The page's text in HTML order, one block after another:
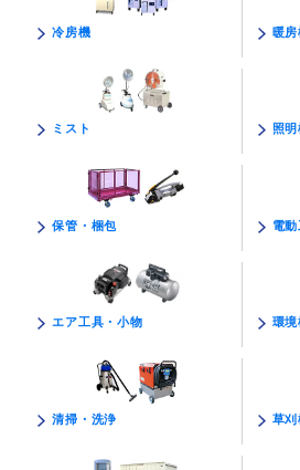
冷房機 暖房
ミスト 照
保管・梱包 電
エア工具・小物 環境
清掃・洗浄 草